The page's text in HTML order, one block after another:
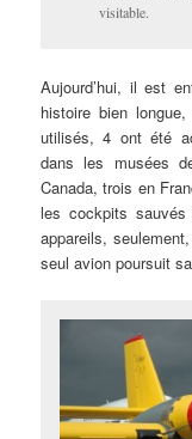
visitable.
Aujourd’hui, il est
histoire bien
utilisés, 4 ont été
dans les musées
Canada, trois en
les cockpits
appareils,
seul avion poursuit